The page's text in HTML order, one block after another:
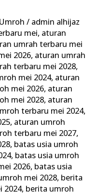
/ admin alhijaz
mei, aturan
umrah terbaru mei
2026, aturan umrah
terbaru mei 2028,
mei 2024, aturan
mei 2026, aturan
mei 2028, aturan
terbaru mei 2024,
, aturan umroh
terbaru mei 2027,
, batas usia umroh
, batas usia umroh
2026, batas usia
mei 2028, berita
2024, berita umroh